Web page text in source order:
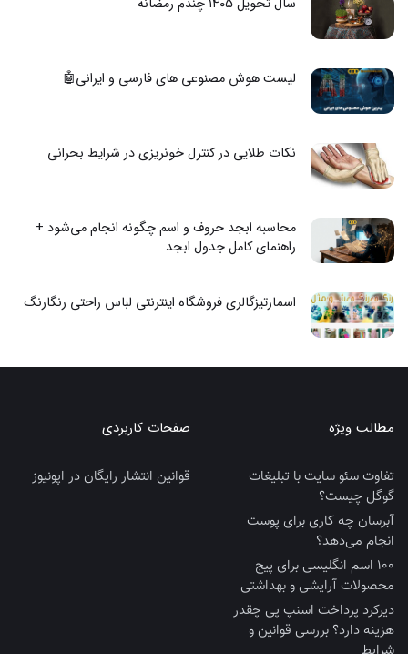
سال تحویل ۱۴۰۵ چندم رمضانه
لیست هوش مصنوعی های فارسی و ایرانی🤖
نکات طلایی در کنترل خونریزی در شرایط بحرانی
محاسبه ابجد حروف و اسم چگونه انجام می‌شود +
راهنمای کامل جدول ابجد
اسمارتیزگالری فروشگاه اینترنتی لباس راحتی رنگارنگ
مطالب ویژه
تفاوت سئو سایت با تبلیغات
گوگل چیست؟
آبرسان چه کاری برای پوست
انجام می‌دهد؟
100 اسم انگلیسی برای پیج
محصولات آرایشی و بهداشتی
دیرکرد پرداخت اسنپ پی چقدر
هزینه دارد؟ بررسی قوانین و
صفحات کاربردی
قوانین انتشار رایگان در اپونیوز